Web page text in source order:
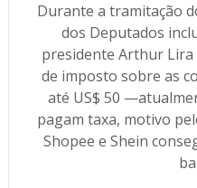
Durante a tramitação
dos Deputados
presidente Arthur Lira
de imposto sobre as
até US$ 50
pagam taxa, motivo
Shopee e Shein